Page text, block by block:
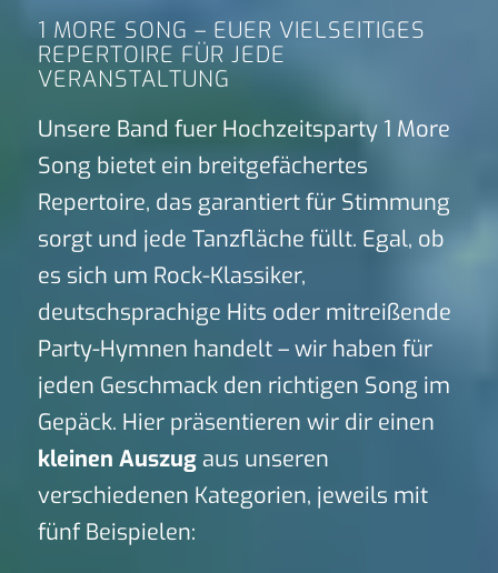
1 MORE SONG – EUER VIELSEITIGES
REPERTOIRE FÜR JEDE
VERANSTALTUNG
Unsere Band fuer Hochzeitsparty 1 More
Song bietet ein breitgefächertes
Repertoire, das garantiert für Stimmung
sorgt und jede Tanzfläche füllt. Egal, ob
es sich um Rock-Klassiker,
deutschsprachige Hits oder mitreißende
Party-Hymnen handelt – wir haben für
jeden Geschmack den richtigen Song im
Gepäck. Hier präsentieren wir dir einen
kleinen Auszugaus unseren
verschiedenen Kategorien, jeweils mit
fünf Beispielen: